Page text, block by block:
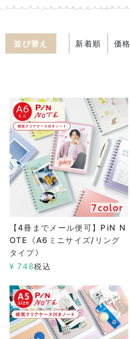
並び替え 新着順 価
【4冊までメール便可】PiN N
OTE《A6ミニサイズ/リング
タイプ》
¥ 748税込